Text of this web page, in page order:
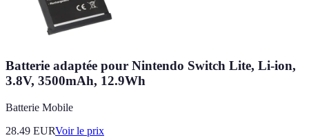
Batterie adaptée pour Nintendo Switch Lite, Li-ion,
3.8V, 3500mAh, 12.9Wh
Batterie Mobile
28.49 EURVoir le prix